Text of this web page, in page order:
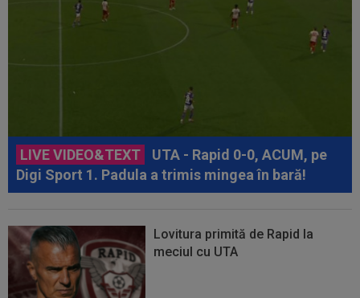
LIVE VIDEO&TEXT
UTA - Rapid 0-0, ACUM, pe
Digi Sport 1. Padula a trimis mingea în bară!
Lovitura primită de Rapid la
meciul cu UTA